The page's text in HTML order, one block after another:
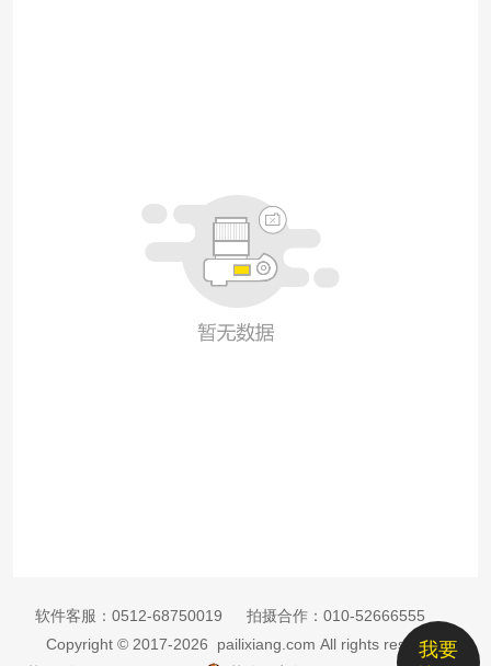
我要
软件客服： 0512-68750019 拍摄合作： 010-52666555
Copyright © 2017-2026 pailixiang.com All rights reserved